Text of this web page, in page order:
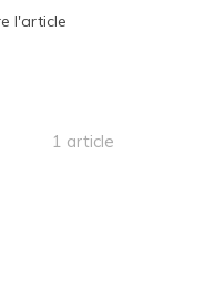
l'article
1 article